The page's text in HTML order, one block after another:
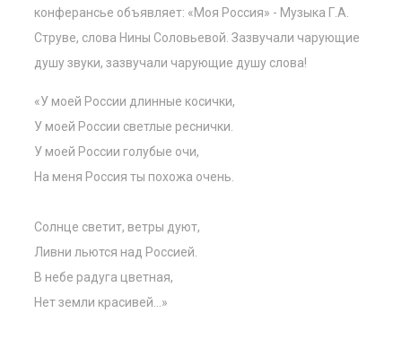
конферансье объявляет: «Моя Россия» - Музыка Г.А.
Струве, слова Нины Соловьевой. Зазвучали чарующие
душу звуки, зазвучали чарующие душу слова!
«У моей России длинные косички,
У моей России светлые реснички.
У моей России голубые очи,
На меня Россия ты похожа очень.
Солнце светит, ветры дуют,
Ливни льются над Россией.
В небе радуга цветная,
Нет земли красивей…»